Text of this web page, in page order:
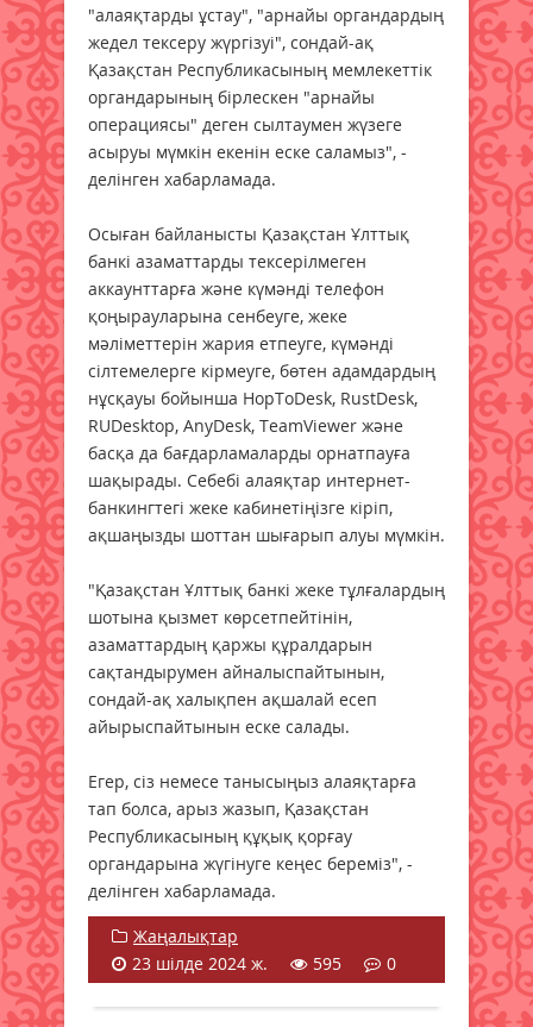
"алаяқтарды ұстау", "арнайы органдардың
жедел тексеру жүргізуі", сондай-ақ
Қазақстан Республикасының мемлекеттік
органдарының бірлескен "арнайы
операциясы" деген сылтаумен жүзеге
асыруы мүмкін екенін еске саламыз", -
делінген хабарламада.
Осыған байланысты Қазақстан Ұлттық
банкі азаматтарды тексерілмеген
аккаунттарға және күмәнді телефон
қоңырауларына сенбеуге, жеке
мәліметтерін жария етпеуге, күмәнді
сілтемелерге кірмеуге, бөтен адамдардың
нұсқауы бойынша HopToDesk, RustDesk,
RUDesktop, AnyDesk, TeamViewer және
басқа да бағдарламаларды орнатпауға
шақырады. Себебі алаяқтар интернет-
банкингтегі жеке кабинетіңізге кіріп,
ақшаңызды шоттан шығарып алуы мүмкін.
"Қазақстан Ұлттық банкі жеке тұлғалардың
шотына қызмет көрсетпейтінін,
азаматтардың қаржы құралдарын
сақтандырумен айналыспайтынын,
сондай-ақ халықпен ақшалай есеп
айырыспайтынын еске салады.
Егер, сіз немесе танысыңыз алаяқтарға
тап болса, арыз жазып, Қазақстан
Республикасының құқық қорғау
органдарына жүгінуге кеңес береміз", -
делінген хабарламада.
Жаңалықтар
23 шілде 2024 ж.
595 0